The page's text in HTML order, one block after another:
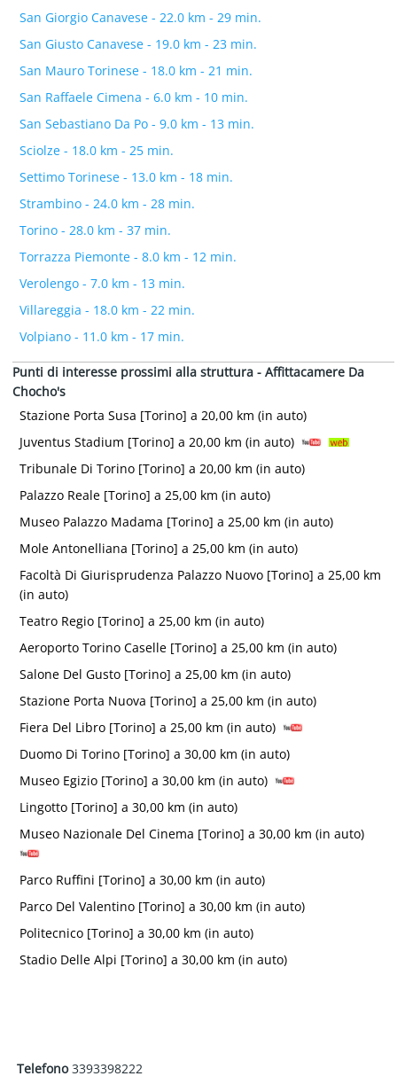
San Giorgio Canavese - 22.0 km - 29 min.
San Giusto Canavese - 19.0 km - 23 min.
San Mauro Torinese - 18.0 km - 21 min.
San Raffaele Cimena - 6.0 km - 10 min.
San Sebastiano Da Po - 9.0 km - 13 min.
Sciolze - 18.0 km - 25 min.
Settimo Torinese - 13.0 km - 18 min.
Strambino - 24.0 km - 28 min.
Torino - 28.0 km - 37 min.
Torrazza Piemonte - 8.0 km - 12 min.
Verolengo - 7.0 km - 13 min.
Villareggia - 18.0 km - 22 min.
Volpiano - 11.0 km - 17 min.
Punti di interesse prossimi alla struttura - Affittacamere Da
Chocho's
Stazione Porta Susa [Torino] a 20,00 km (in auto)
Juventus Stadium [Torino] a 20,00 km (in auto)
Tribunale Di Torino [Torino] a 20,00 km (in auto)
Palazzo Reale [Torino] a 25,00 km (in auto)
Museo Palazzo Madama [Torino] a 25,00 km (in auto)
Mole Antonelliana [Torino] a 25,00 km (in auto)
Facoltà Di Giurisprudenza Palazzo Nuovo [Torino] a 25,00 km
(in auto)
Teatro Regio [Torino] a 25,00 km (in auto)
Aeroporto Torino Caselle [Torino] a 25,00 km (in auto)
Salone Del Gusto [Torino] a 25,00 km (in auto)
Stazione Porta Nuova [Torino] a 25,00 km (in auto)
Fiera Del Libro [Torino] a 25,00 km (in auto)
Duomo Di Torino [Torino] a 30,00 km (in auto)
Museo Egizio [Torino] a 30,00 km (in auto)
Lingotto [Torino] a 30,00 km (in auto)
Museo Nazionale Del Cinema [Torino] a 30,00 km (in auto)
Parco Ruffini [Torino] a 30,00 km (in auto)
Parco Del Valentino [Torino] a 30,00 km (in auto)
Politecnico [Torino] a 30,00 km (in auto)
Stadio Delle Alpi [Torino] a 30,00 km (in auto)
Telefono3393398222